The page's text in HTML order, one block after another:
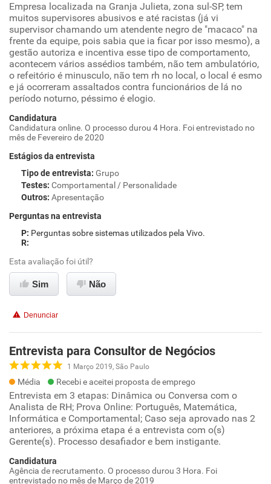
Empresa localizada na Granja Julieta, zona sul-SP, tem
muitos supervisores abusivos e até racistas (já vi
supervisor chamando um atendente negro de "macaco" na
frente da equipe, pois sabia que ia ficar por isso mesmo), a
gestão autoriza e incentiva esse tipo de comportamento,
acontecem vários assédios também, não tem ambulatório,
o refeitório é minusculo, não tem rh no local, o local é esmo
e já ocorreram assaltados contra funcionários de lá no
período noturno, péssimo é elogio.
Candidatura
Candidatura online. O processo durou 4 Hora. Foi entrevistado no
mês de Fevereiro de 2020
Estágios da entrevista
Tipo de entrevista: Grupo
Testes: Comportamental / Personalidade
Outros: Apresentação
Perguntas na entrevista
Perguntas sobre sistemas utilizados pela Vivo.
Esta avaliação foi útil?
Sim Não
Denunciar
Entrevista para Consultor de Negócios
1 Março 2019, São Paulo
Média Recebi e aceitei proposta de emprego
Entrevista em 3 etapas: Dinâmica ou Conversa com o
Analista de RH; Prova Online: Português, Matemática,
Informática e Comportamental; Caso seja aprovado nas 2
anteriores, a próxima etapa é a entrevista com o(s)
Gerente(s). Processo desafiador e bem instigante.
Candidatura
Agência de recrutamento. O processo durou 3 Hora. Foi
entrevistado no mês de Março de 2019